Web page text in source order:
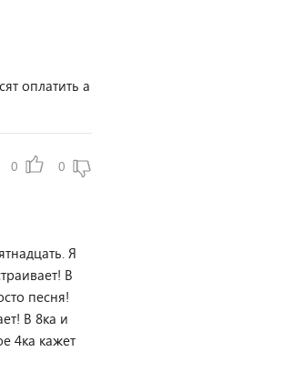
оплатить а
0 0
Я
В
песня!
В 8ка и
4ка кажет